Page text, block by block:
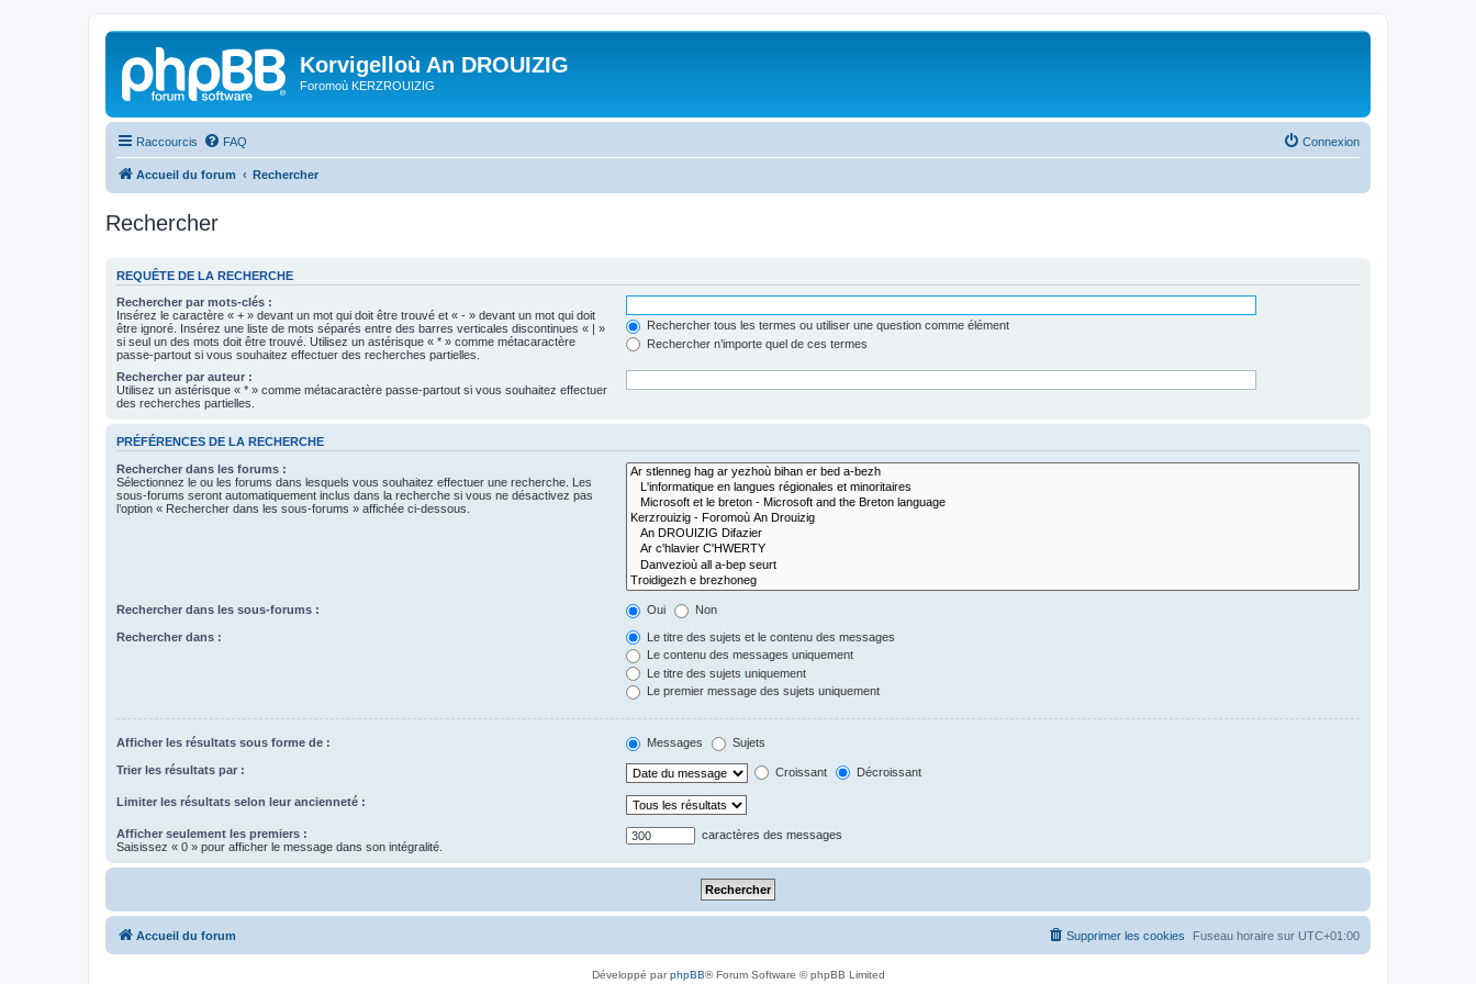
Korvigelloù An DROUIZIG
Foromoù KERZROUIZIG
Raccourcis FAQ Connexion
Accueil du forum Rechercher
Rechercher
REQUÊTE DE LA RECHERCHE
Rechercher par mots-clés :
Insérez le caractère « + » devant un mot qui doit être trouvé et « - » devant un mot qui doit
être ignoré. Insérez une liste de mots séparés entre des barres verticales discontinues « | »
si seul un des mots doit être trouvé. Utilisez un astérisque « * » comme métacaractère
passe-partout si vous souhaitez effectuer des recherches partielles.
Rechercher tous les termes ou utiliser une question comme élément
Rechercher n’importe quel de ces termes
Rechercher par auteur :
Utilisez un astérisque « * » comme métacaractère passe-partout si vous souhaitez effectuer
des recherches partielles.
PRÉFÉRENCES DE LA RECHERCHE
Rechercher dans les forums :
Sélectionnez le ou les forums dans lesquels vous souhaitez effectuer une recherche. Les
sous-forums seront automatiquement inclus dans la recherche si vous ne désactivez pas
l’option « Rechercher dans les sous-forums » affichée ci-dessous.
Rechercher dans les sous-forums : Oui Non
Rechercher dans :
Le titre des sujets et le contenu des messages
Le contenu des messages uniquement
Le titre des sujets uniquement
Le premier message des sujets uniquement
Afficher les résultats sous forme de : Messages Sujets
Trier les résultats par : Croissant Décroissant
Limiter les résultats selon leur ancienneté :
Afficher seulement les premiers :
Saisissez « 0 » pour afficher le message dans son intégralité.
caractères des messages
Accueil du forum Fuseau horaire sur UTC+01:00
Supprimer les cookies
Développé parphpBB® Forum Software © phpBB Limited